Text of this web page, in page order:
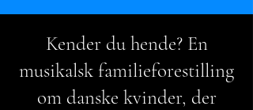
Kender du hende? En
musikalsk familieforestilling
om danske kvinder, der